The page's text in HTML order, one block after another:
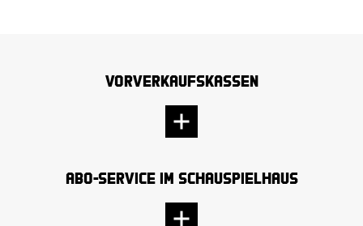
Vorverkaufskassen
Abo-Service im Schauspielhaus